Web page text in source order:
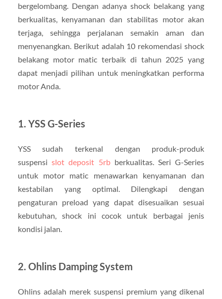
bergelombang. Dengan adanya shock belakang yang
berkualitas, kenyamanan dan stabilitas motor akan
terjaga, sehingga perjalanan semakin aman dan
menyenangkan. Berikut adalah 10 rekomendasi shock
belakang motor matic terbaik di tahun 2025 yang
dapat menjadi pilihan untuk meningkatkan performa
motor Anda.
1. YSS G-Series
YSS sudah terkenal dengan produk-produk
suspensislot deposit 5rbberkualitas. Seri G-Series
untuk motor matic menawarkan kenyamanan dan
kestabilan yang optimal. Dilengkapi dengan
pengaturan preload yang dapat disesuaikan sesuai
kebutuhan, shock ini cocok untuk berbagai jenis
kondisi jalan.
2. Ohlins Damping System
Ohlins adalah merek suspensi premium yang dikenal